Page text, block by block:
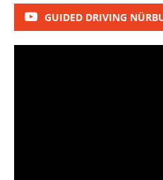
GUIDED DRIVING